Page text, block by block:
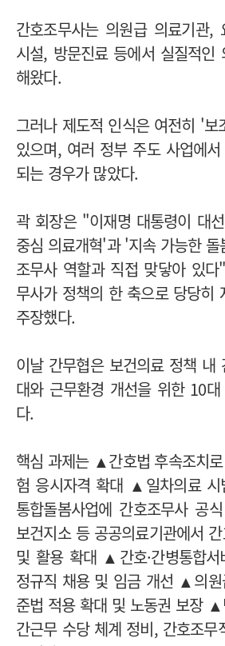
간호조무사는 의원급 의료기관,
시설, 방문진료 등에서 실질적인
해왔다.
그러나 제도적 인식은 여전히 '
있으며, 여러 정부 주도 사업에
되는 경우가 많았다.
곽 회장은 "이재명 대통령이 대
중심 의료개혁'과 '지속 가능한
조무사 역할과 직접 맞닿아 있
무사가 정책의 한 축으로 당당히
주장했다.
이날 간무협은 보건의료 정책 내
대와 근무환경 개선을 위한 10
다.
핵심 과제는 ▲간호법 후속조치
험 응시자격 확대 ▲일차의료 시
통합돌봄사업에 간호조무사 공
보건지소 등 공공의료기관에서
및 활용 확대 ▲간호·간병통합
정규직 채용 및 임금 개선 ▲의원
준법 적용 확대 및 노동권 보장
간근무 수당 체계 정비, 간호조무